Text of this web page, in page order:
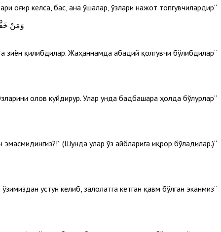
“Кимнинг мезонлари оғир келса, бас, ана ўшалар, ўзлари нажот топгувчилардир”.
وَمَنْ
“Кимнинг мезони енгил келса, бас, ана ўшалар, ўзларига зиён қилибдилар. Жаҳаннамда абадий қолгувчи бўлибдилар”.
“Юзларини олов куйдирур. Улар унда бадбашара ҳолда бўлурлар”.
“Сизларга оятларим тиловат қилинган эмасмиди?! Бас, сиз уларни ёлғонга чиқарган эмасмидингиз?!” (Шунда улар ўз айбларига иқрор бўладилар.)
“Улар: “Эй Роббимиз, бадбахтлигимиз ўзимиздан устун келиб, залолатга кетган қавм бўлган эканмиз.